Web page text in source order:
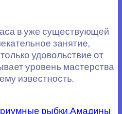
в уже существующей
занятие,
удовольствие от
уровень мастерства
известность.
рыбки,Амадины